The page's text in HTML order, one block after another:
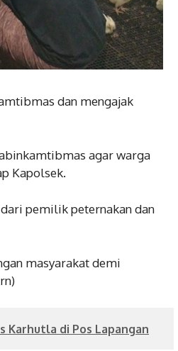
dan mengajak
agar warga
Kapolsek.
pemilik peternakan dan
masyarakat demi
Karhutla di Pos Lapangan